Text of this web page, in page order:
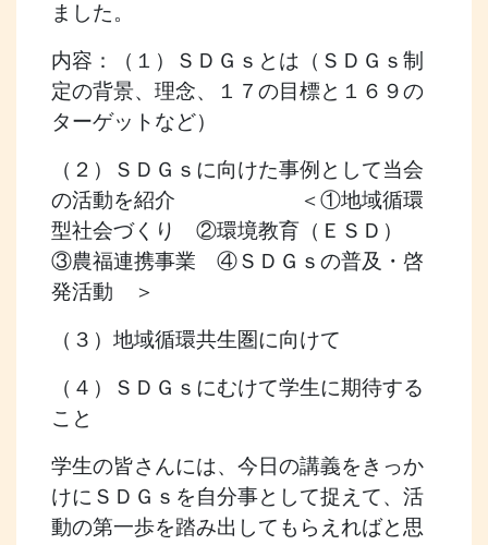
ました。
内容：（１）ＳＤＧｓとは（ＳＤＧｓ制
定の背景、理念、１７の目標と１６９の
ターゲットなど）
（２）ＳＤＧｓに向けた事例として当会
の活動を紹介 ＜①地域循環
型社会づくり ②環境教育（ＥＳＤ）
③農福連携事業 ④ＳＤＧｓの普及・啓
発活動 ＞
（３）地域循環共生圏に向けて
（４）ＳＤＧｓにむけて学生に期待する
こと
学生の皆さんには、今日の講義をきっか
けにＳＤＧｓを自分事として捉えて、活
動の第一歩を踏み出してもらえればと思